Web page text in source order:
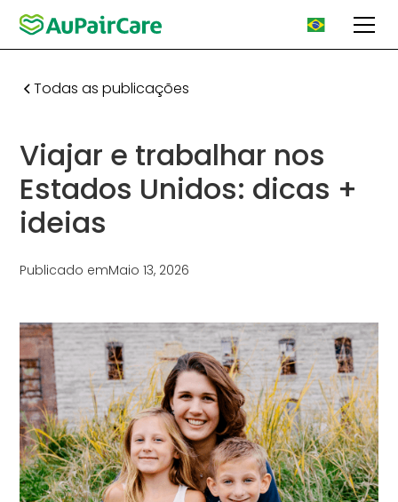
Todas as publicações
Viajar e trabalhar nos
Estados Unidos: dicas +
ideias
Publicado emMaio 13, 2026